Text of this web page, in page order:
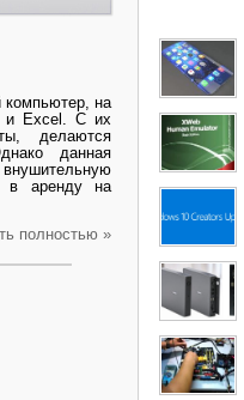
компьютер, на
и Excel. С их
делаются
данная
внушительную
в аренду на
полностью »